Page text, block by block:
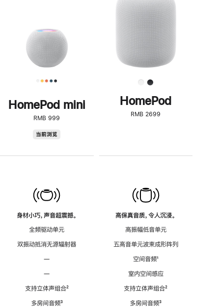
HomePod mini
RMB 999
当前浏览
身材小巧，声音超震撼。
全频驱动单元
双振动抵消无源辐射器
—
—
支持立体声组合脚
²
多房间音频脚
³
了
解
HomePod<
HomePod
RMB 2699
高保真音质，令人沉浸。
高振幅低音单元
五高音单元波束成形阵列
空间音频脚
¹
室内空间感应
支持立体声组合脚
²
多房间音频脚
³